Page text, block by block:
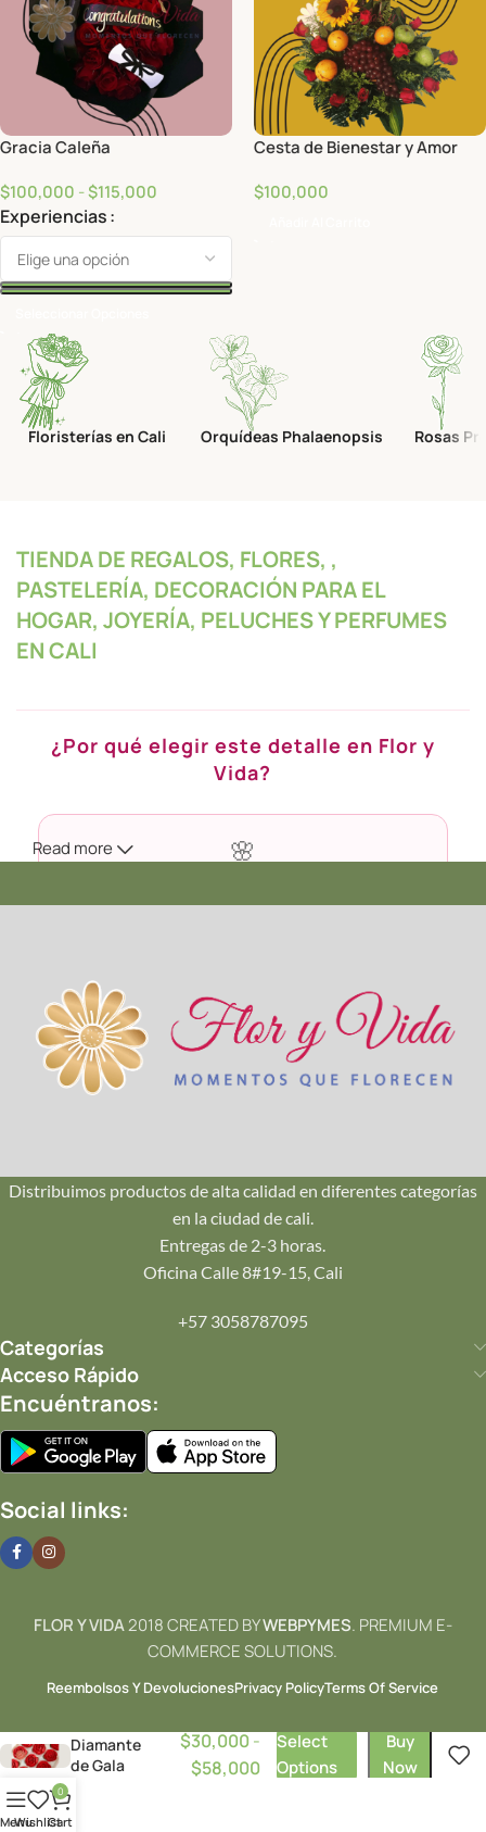
Gracia Caleña
$100,000 -$115,000
Experiencias
Cesta de Bienestar y Amor
$100,000
Floristerías en Cali Orquídeas Phalaenopsis Rosas
TIENDA DE REGALOS, FLORES, ,
PASTELERÍA, DECORACIÓN PARA EL
HOGAR, JOYERÍA, PELUCHES Y PERFUMES
EN CALI
¿Por qué elegir este detalle en Flor y
Vida?
🌸
🚚
Envío en Cali
💌
Tu Mensaje
Incluye una tarjeta personalizada con tu mensaje impreso
Completa tu Regalo
Read more
Distribuimos productos de alta calidad en diferentes categorías
en la ciudad de cali.
Entregas de 2-3 horas.
Oficina Calle 8#19-15, Cali
+57 3058787095
Categorías
Acceso Rápido
Encuéntranos:
Social links:
FLOR Y VIDA2018 CREATED BYWEBPYMES. PREMIUM E-
COMMERCE SOLUTIONS.
Reembolsos Y DevolucionesPrivacy PolicyTerms Of Service
Diamante
de Gala
$30,000-
$58,000
Select
Options
Buy
Now
MenuWishlist
0
Cart